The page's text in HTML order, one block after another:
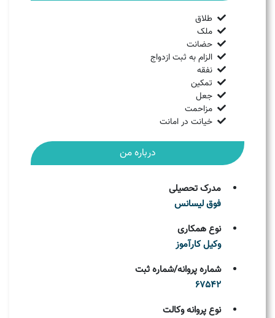
طلاق
ملک
حضانت
الزام به ثبت ازدواج
نفقه
تمکین
جعل
مزاحمت
خیانت در امانت
درباره من
مدرک تحصیلی
فوق لیسانس
نوع همکاری
وکیل کارآموز
شماره پروانه/شماره ثبت
67542
نوع پروانه وکالت